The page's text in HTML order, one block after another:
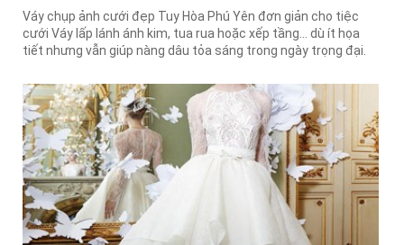
Váy chụp ảnh cưới đẹp Tuy Hòa Phú Yên đơn giản cho tiệc
cưới Váy lấp lánh ánh kim, tua rua hoặc xếp tầng... dù ít họa
tiết nhưng vẫn giúp nàng dâu tỏa sáng trong ngày trọng đại.